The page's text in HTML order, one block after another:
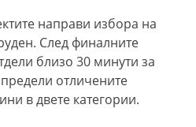
направи избора на
След финалните
близо 30 минути за
отличените
в двете категории.